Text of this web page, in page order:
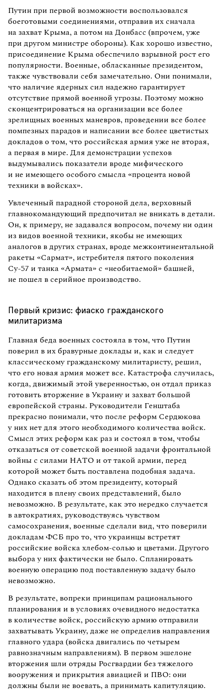
Путин при первой возможности воспользовался
боеготовыми соединениями, отправив их сначала
на захват Крыма, а потом на Донбасс (впрочем, уже
при другом министре обороны). Как хорошо известно,
присоединение Крыма обеспечило взрывной рост его
популярности. Военные, обласканные президентом,
также чувствовали себя замечательно. Они понимали,
что наличие ядерных сил надежно гарантирует
отсутствие прямой военной угрозы. Поэтому можно
сконцентрироваться на организации все более
зрелищных военных маневров, проведении все более
помпезных парадов и написании все более цветистых
докладов о том, что российская армия уже не вторая,
а первая в мире. Для демонстрации успехов
выдумывались показатели вроде мифического
и не имеющего особого смысла «процента новой
техники в войсках».
Увлеченный парадной стороной дела, верховный
главнокомандующий предпочитал не вникать в детали.
Он, к примеру, не задавался вопросом, почему ни один
из видов военной техники, якобы не имеющих
аналогов в других странах, вроде межконтинентальной
ракеты «Сармат», истребителя пятого поколения
Су-57 и танка «Армата» с «необитаемой» башней,
не пошел в серийное производство.
Первый кризис: фиаско гражданского
милитаризма
Главная беда военных состояла в том, что Путин
поверил в их бравурные доклады и, как и следует
классическому гражданскому милитаристу, решил,
что его новая армия может все. Катастрофа случилась,
когда, движимый этой уверенностью, он отдал приказ
готовить вторжение в Украину и захват большой
европейской страны. Руководители Генштаба
прекрасно понимали, что после реформ Сердюкова
у них нет для этого необходимого количества войск.
Смысл этих реформ как раз и состоял в том, чтобы
отказаться от советской военной задачи фронтальной
войны с силами НАТО и от такой армии, перед
которой может быть поставлена подобная задача.
Однако сказать об этом президенту, который
находится в плену своих представлений, было
невозможно. В результате, как это нередко случается
в автократиях, руководствуясь чувством
самосохранения, военные сделали вид, что поверили
докладам ФСБ про то, что украинцы встретят
российские войска хлебом-солью и цветами. Другого
выбора у них фактически не было. Спланировать
военную операцию под поставленную задачу было
невозможно.
В результате, вопреки принципам рационального
планирования и в условиях очевидного недостатка
в количестве войск, российскую армию отправили
захватывать Украину, даже не определив направления
главного удара (войска двигались по четырем
равнозначным направлениям). В первом эшелоне
вторжения шли отряды Росгвардии без тяжелого
вооружения и прикрытия авиацией и ПВО: они
должны были не воевать, а принимать капитуляцию.